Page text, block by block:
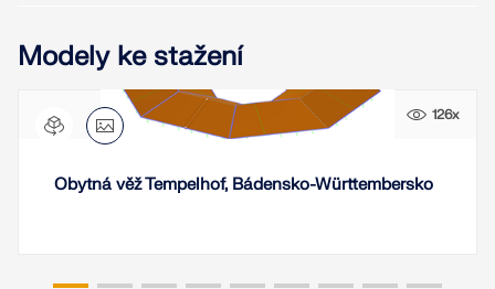
Modely ke stažení
126x
Obytná věž Tempelhof, Bádensko-Württembersko